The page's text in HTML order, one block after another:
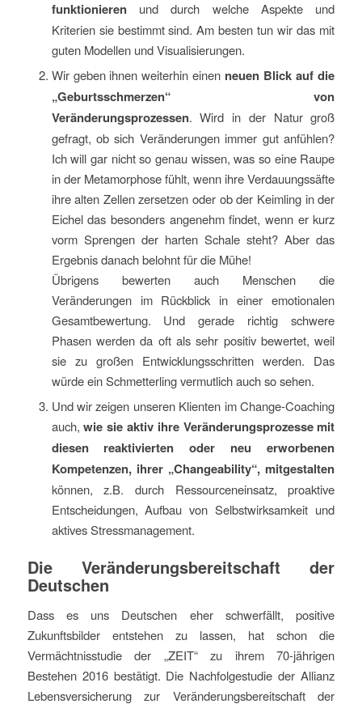
funktionierenund durch welche Aspekte und
Kriterien sie bestimmt sind. Am besten tun wir das mit
guten Modellen und Visualisierungen.
Wir geben ihnen weiterhin einen neuen Blick auf die
„Geburtsschmerzen“ von
Veränderungsprozessen. Wird in der Natur groß
gefragt, ob sich Veränderungen immer gut anfühlen?
Ich will gar nicht so genau wissen, was so eine Raupe
in der Metamorphose fühlt, wenn ihre Verdauungssäfte
ihre alten Zellen zersetzen oder ob der Keimling in der
Eichel das besonders angenehm findet, wenn er kurz
vorm Sprengen der harten Schale steht? Aber das
Ergebnis danach belohnt für die Mühe!
Übrigens bewerten auch Menschen die
Veränderungen im Rückblick in einer emotionalen
Gesamtbewertung. Und gerade richtig schwere
Phasen werden da oft als sehr positiv bewertet, weil
sie zu großen Entwicklungsschritten werden. Das
würde ein Schmetterling vermutlich auch so sehen.
Und wir zeigen unseren Klienten im Change-Coaching
auch,wie sie aktiv ihre Veränderungsprozesse mit
diesen reaktivierten oder neu erworbenen
Kompetenzen, ihrer „Changeability“, mitgestalten
können, z.B. durch Ressourceneinsatz, proaktive
Entscheidungen, Aufbau von Selbstwirksamkeit und
aktives Stressmanagement.
Die Veränderungsbereitschaft der
Deutschen
Dass es uns Deutschen eher schwerfällt, positive
Zukunftsbilder entstehen zu lassen, hat schon die
Vermächtnisstudie der „ZEIT“ zu ihrem 70-jährigen
Bestehen 2016 bestätigt. Die Nachfolgestudie der Allianz
Lebensversicherung zur Veränderungsbereitschaft der